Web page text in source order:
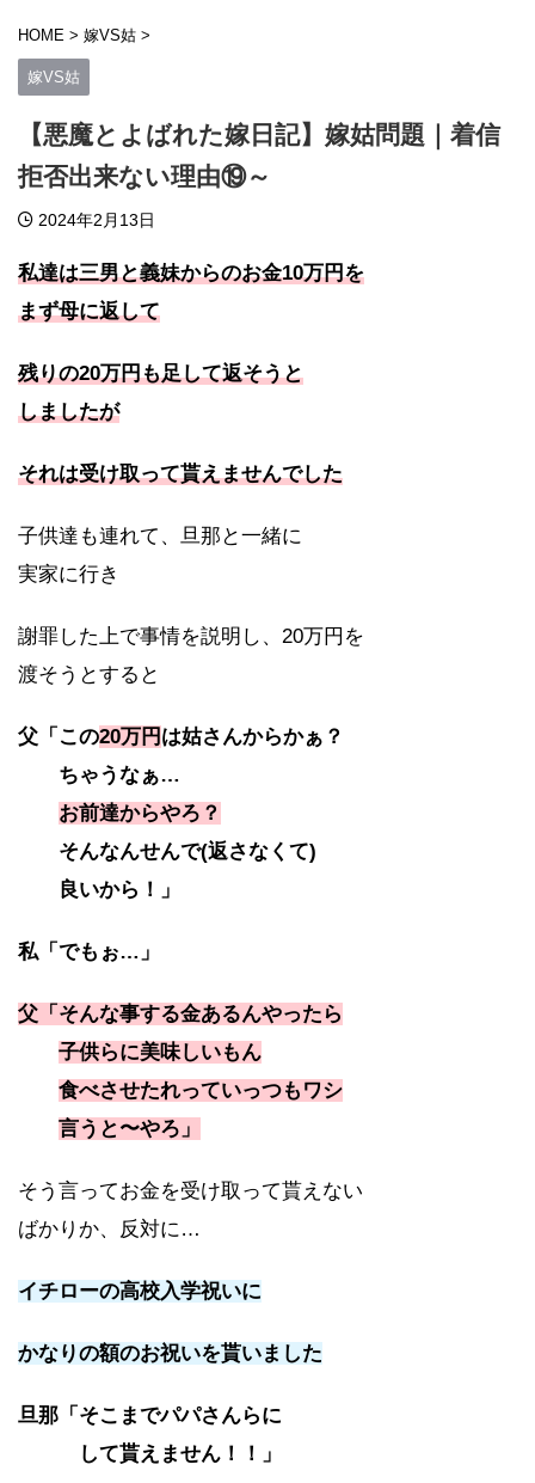
HOME > 嫁VS姑 >
嫁VS姑
【悪魔とよばれた嫁日記】嫁姑問題｜着信
拒否出来ない理由⑲～
2024年2月13日
私達は三男と義妹からのお金10万円を
まず母に返して
残りの20万円も足して返そうと
しましたが
それは受け取って貰えませんでした
子供達も連れて、旦那と一緒に
実家に行き
謝罪した上で事情を説明し、20万円を
渡そうとすると
父「この20万円 は姑さんからかぁ？
ちゃうなぁ…
お前達からやろ？
そんなんせんで(返さなくて)
良いから！」
私「でもぉ…」
父「そんな事する金あるんやったら
子供らに美味しいもん
食べさせたれっていっつもワシ
言うと〜やろ」
そう言ってお金を受け取って貰えない
ばかりか、反対に…
イチローの高校入学祝いに
かなりの額のお祝いを貰いました
旦那「そこまでパパさんらに
して貰えません！！」